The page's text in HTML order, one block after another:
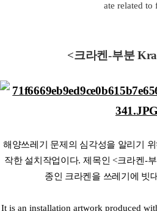
ate related to
<크라켄-부분
해양쓰레기 문제의 심각성을 알리기
작한 설치작업이다.제목인<크라켄-
종인 크라켄을 쓰레기에 빗
It is an installation artwork produced